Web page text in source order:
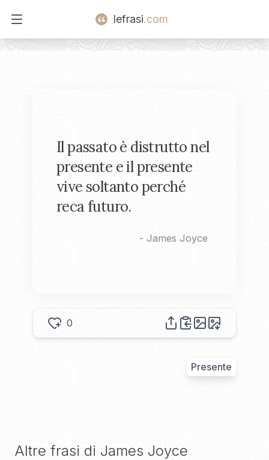
Open main menu
lefrasi.com
Il passato è distrutto nel
presente e il presente
vive soltanto perché
reca futuro.
- James Joyce
0
Presente
Altre frasi di James Joyce